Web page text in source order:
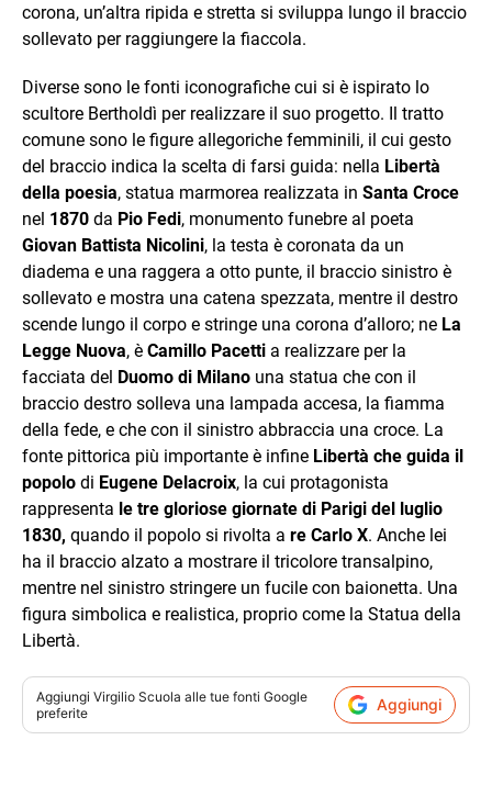
corona, un’altra ripida e stretta si sviluppa lungo il braccio
sollevato per raggiungere la fiaccola.
Diverse sono le fonti iconografiche cui si è ispirato lo
scultore Bertholdì per realizzare il suo progetto. Il tratto
comune sono le figure allegoriche femminili, il cui gesto
del braccio indica la scelta di farsi guida: nella Libertà
della poesia, statua marmorea realizzata in Santa Croce
nel 1870 da Pio Fedi, monumento funebre al poeta
Giovan Battista Nicolini, la testa è coronata da un
diadema e una raggera a otto punte, il braccio sinistro è
sollevato e mostra una catena spezzata, mentre il destro
scende lungo il corpo e stringe una corona d’alloro; ne La
Legge Nuova, è Camillo Pacetti a realizzare per la
facciata del Duomo di Milano una statua che con il
braccio destro solleva una lampada accesa, la fiamma
della fede, e che con il sinistro abbraccia una croce. La
fonte pittorica più importante è infine Libertà che guida il
popolo di Eugene Delacroix, la cui protagonista
rappresenta le tre gloriose giornate di Parigi del luglio
1830, quando il popolo si rivolta a re Carlo X. Anche lei
ha il braccio alzato a mostrare il tricolore transalpino,
mentre nel sinistro stringere un fucile con baionetta. Una
figura simbolica e realistica, proprio come la Statua della
Libertà.
Aggiungi Virgilio Scuola alle tue fonti Google
preferite
Aggiungi